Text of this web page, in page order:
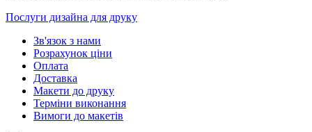
Послуги дизайна для друку
Зв'язок з нами
Розрахунок ціни
Оплата
Доставка
Макети до друку
Терміни виконання
Вимоги до макетів